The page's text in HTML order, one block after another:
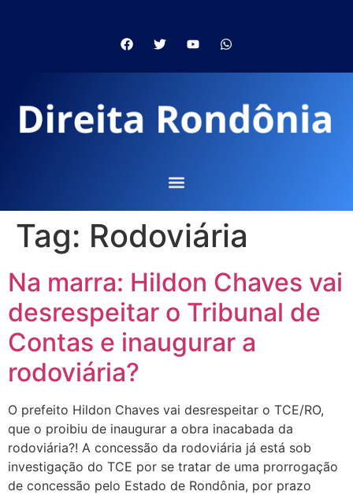
Tag: Rodoviária
Na marra: Hildon Chaves vai
desrespeitar o Tribunal de
Contas e inaugurar a
rodoviária?
O prefeito Hildon Chaves vai desrespeitar o TCE/RO,
que o proibiu de inaugurar a obra inacabada da
rodoviária?! A concessão da rodoviária já está sob
investigação do TCE por se tratar de uma prorrogação
de concessão pelo Estado de Rondônia, por prazo